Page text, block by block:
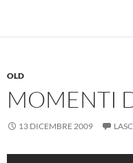
OLD
MOMENTI
13 DICEMBRE 2009